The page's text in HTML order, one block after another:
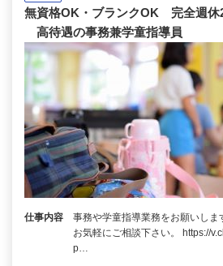
無資格OK・ブランクOK 完全週休2
高待遇の事務兼学童指導員
仕事内容
事務や学童指導業務をお願いしま
お気軽にご相談下さい。 https://
p…